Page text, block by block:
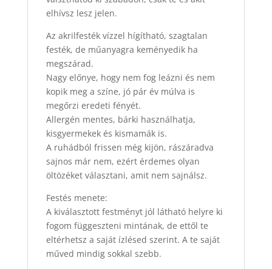
elhívsz lesz jelen.
Az akrilfesték vízzel hígítható, szagtalan
festék, de műanyagra keményedik ha
megszárad.
Nagy előnye, hogy nem fog leázni és nem
kopik meg a színe, jó pár év múlva is
megőrzi eredeti fényét.
Allergén mentes, bárki használhatja,
kisgyermekek és kismamák is.
A ruhádból frissen még kijön, rászáradva
sajnos már nem, ezért érdemes olyan
öltözéket választani, amit nem sajnálsz.
Festés menete:
A kiválasztott festményt jól látható helyre ki
fogom függeszteni mintának, de ettől te
eltérhetsz a saját ízlésed szerint. A te saját
műved mindig sokkal szebb.